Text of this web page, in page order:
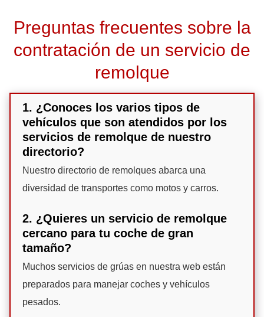
Preguntas frecuentes sobre la
contratación de un servicio de
remolque
1. ¿Conoces los varios tipos de
vehículos que son atendidos por los
servicios de remolque de nuestro
directorio?
Nuestro directorio de remolques abarca una
diversidad de transportes como motos y carros.
2. ¿Quieres un servicio de remolque
cercano para tu coche de gran
tamaño?
Muchos servicios de grúas en nuestra web están
preparados para manejar coches y vehículos
pesados.